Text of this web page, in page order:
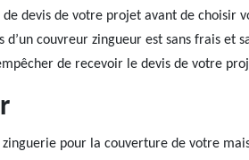
devis de votre projet avant de choisir
d’un couvreur zingueur est sans frais et
de recevoir le devis de votre
pour la couverture de votre